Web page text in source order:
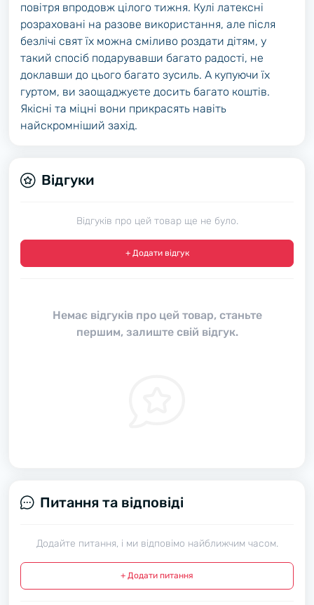
повітря впродовж цілого тижня. Кулі латексні
розраховані на разове використання, але після
безлічі свят їх можна сміливо роздати дітям, у
такий спосіб подарувавши багато радості, не
доклавши до цього багато зусиль. А купуючи їх
гуртом, ви заощаджуєте досить багато коштів.
Якісні та міцні вони прикрасять навіть
найскромніший захід.
Відгуки
Відгуків про цей товар ще не було.
+ Додати відгук
Немає відгуків про цей товар, станьте
першим, залиште свій відгук.
Питання та відповіді
Додайте питання, і ми відповімо найближчим часом.
+ Додати питання